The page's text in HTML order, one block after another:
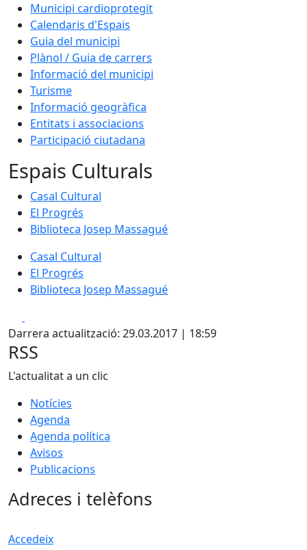
Municipi cardioprotegit
Calendaris d'Espais
Guia del municipi
Plànol / Guia de carrers
Informació del municipi
Turisme
Informació geogràfica
Entitats i associacions
Participació ciutadana
Espais Culturals
Casal Cultural
El Progrés
Biblioteca Josep Massagué
Casal Cultural
El Progrés
Biblioteca Josep Massagué
Darrera actualització: 29.03.2017 | 18:59
RSS
L'actualitat a un clic
Notícies
Agenda
Agenda política
Avisos
Publicacions
Adreces i telèfons
Accedeix